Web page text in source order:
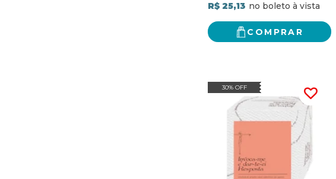
R$ 25,13
COMPRAR
30% OFF